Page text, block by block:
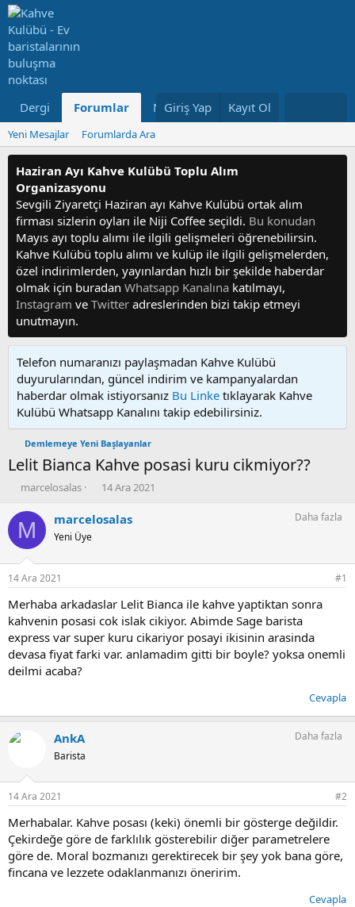
Dergi Forumlar Neler Yeni Kullanıcılar
Giriş Yap Kayıt Ol
Yeni Mesajlar Forumlarda Ara
Haziran Ayı Kahve Kulübü Toplu Alım
Organizasyonu
Sevgili Ziyaretçi Haziran ayı Kahve Kulübü ortak alım
firması sizlerin oyları ile Niji Coffee seçildi. Bu konudan
Mayıs ayı toplu alımı ile ilgili gelişmeleri öğrenebilirsin.
Kahve Kulübü toplu alımı ve kulüp ile ilgili gelişmelerden,
özel indirimlerden, yayınlardan hızlı bir şekilde haberdar
olmak için buradan Whatsapp Kanalına katılmayı,
Instagram ve Twitter adreslerinden bizi takip etmeyi
unutmayın.
Telefon numaranızı paylaşmadan Kahve Kulübü
duyurularından, güncel indirim ve kampanyalardan
haberdar olmak istiyorsanız Bu Linke tıklayarak Kahve
Kulübü Whatsapp Kanalını takip edebilirsiniz.
Demlemeye Yeni Başlayanlar
Lelit Bianca Kahve posasi kuru cikmiyor??
K
n
u
u
b
a
ş
l
a
t
a
n
marcelosalas
B
ş
ı
ç
a
r
14 Ara 2021
M marcelosalas
Yeni Üye
Daha fazla
14 Ara 2021 #1
Merhaba arkadaslar Lelit Bianca ile kahve yaptiktan sonra
kahvenin posasi cok islak cikiyor. Abimde Sage barista
express var super kuru cikariyor posayi ikisinin arasinda
devasa fiyat farki var. anlamadim gitti bir boyle? yoksa onemli
deilmi acaba?
Cevapla
AnkA
Barista
Daha fazla
14 Ara 2021 #2
Merhabalar. Kahve posası (keki) önemli bir gösterge değildir.
Çekirdeğe göre de farklılık gösterebilir diğer parametrelere
göre de. Moral bozmanızı gerektirecek bir şey yok bana göre,
fincana ve lezzete odaklanmanızı öneririm.
Cevapla